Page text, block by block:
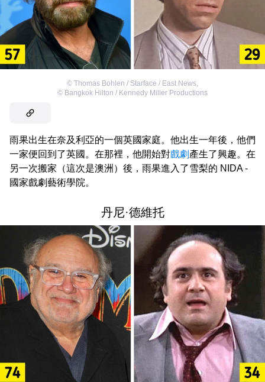
© Thomas Bohlen / Starface / East News,
© Bangkok Hilton / Kennedy Miller Productions
雨果出生在奈及利亞的一個英國家庭。他出生一年後，他們
一家便回到了英國。在那裡，他開始對戲劇 產生了興趣。在
另一次搬家（這次是澳洲）後，雨果進入了雪梨的 NIDA -
國家戲劇藝術學院。
丹尼·德維托